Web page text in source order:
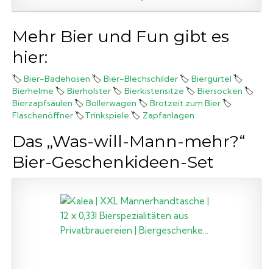
Mehr Bier und Fun gibt es
hier:
🏷️ Bier-Badehosen 🏷️ Bier-Blechschilder🏷️ Biergürtel 🏷️
Bierhelme 🏷️ Bierholster🏷️ Bierkistensitze 🏷️ Biersocken 🏷️
Bierzapfsäulen 🏷️ Bollerwagen 🏷️ Brotzeit zum Bier🏷️
Flaschenöffner🏷️Trinkspiele 🏷️ Zapfanlagen
Das „Was-will-Mann-mehr?“
Bier-Geschenkideen-Set